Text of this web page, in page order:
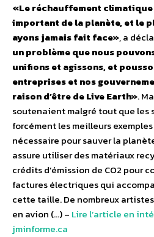
«Le réchauffement
important de la planète, et le
ayons jamais fait face», a
un problème que nous
unifions et agissons, et
entreprises et nos
raison d’être de Live Earth».
soutenaient malgré tout que les
forcément les meilleurs
nécessaire pour sauver la
assure utiliser des matériaux
crédits d’émission de CO2 pour
factures électriques qui
cette taille. De nombreux
en avion (…) – Lire l’article en
jminforme.ca